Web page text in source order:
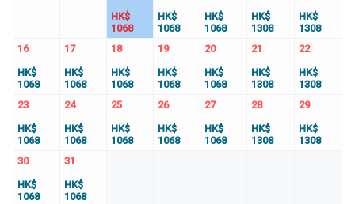
HK$
1068
HK$
1068
HK$
1068
HK$
1308
HK$
1308
16
HK$
1068
17
HK$
1068
18
HK$
1068
19
HK$
1068
20
HK$
1068
21
HK$
1308
22
HK$
1308
23
HK$
1068
24
HK$
1068
25
HK$
1068
26
HK$
1068
27
HK$
1068
28
HK$
1308
29
HK$
1308
30
HK$
1068
31
HK$
1068